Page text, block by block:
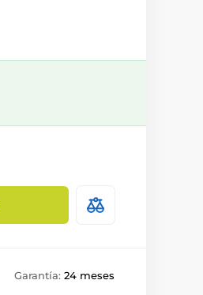
Garantía: 24 meses